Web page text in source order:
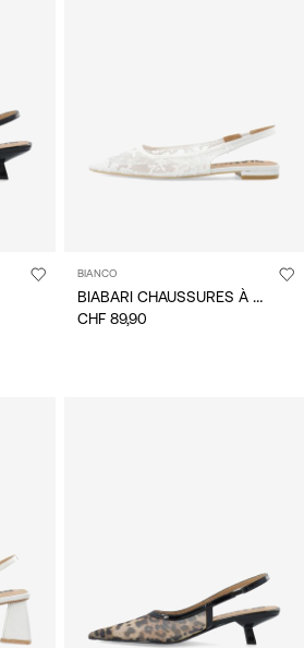
BIANCO
BIABARI CHAUSSURES À BRIDE ARRIÈRE
CHF 89,90